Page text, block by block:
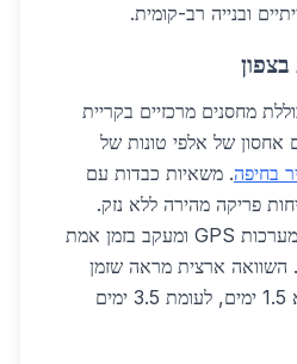
ובנייה רב-קומית.
מחסנים מרכזיים בקריית
של אלפי טונות של
בחיפה. משאיות כבדות עם
פריקה מהירה ללא נזק.
בשנת 2026, שילוב של מערכות GPS ומעקב בזמן אמת
מפחית עיכובים ב-40%. השוואה ארצית מראה שזמן
אספקה ממוצע בצפון הוא 1.5 ימים, לעומת 3.5 ימים